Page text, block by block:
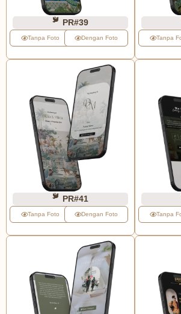
PR#39
Tanpa Foto Dengan Foto Tanpa
PR#41
Tanpa Foto Dengan Foto Tanpa